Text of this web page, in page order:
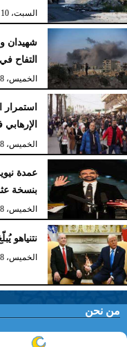
السبت، 10 يناير 2026
شهيدان
التفاح
الخميس، 8 يناير 2026
الخميس، 8 يناير 2026
عمدة
بنسخة
الخميس، 8 يناير 2026
نتنياهو
الخميس، 8 يناير 2026
من نحن